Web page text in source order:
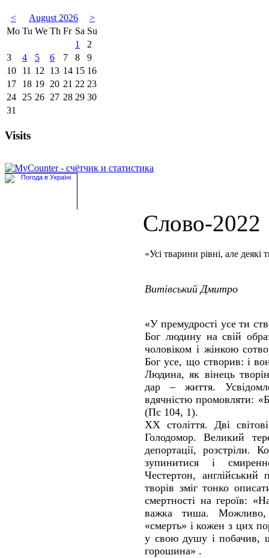
< August 2026
>
Mo Tu We Th Fr Sa Su
1
2
3
4 5 6 7 8
9
10
11 12 13 14 15 16
17
18 19 20 21 22 23
24
25 26 27 28 29 30
31
Visits
Слово-2022
«Усі тварини рівні, але деякі
Витівський Дмитро
«У премудрості усе ти
Бог людину на свій
чоловіком і жінкою
Бог усе, що створив: і
Людина, як вінець
дар – життя.
вдячністю промовляти:
(Пс 104, 1).
ХХ століття. Дві
Голодомор. Великий
депортації, розстріли.
зупинитися і
Честертон,
творів зміг тонко
смертності на героїв:
важка тиша. Можливо,
«смерть» і кожен з цих
у свою душу і побачив,
горошина» .